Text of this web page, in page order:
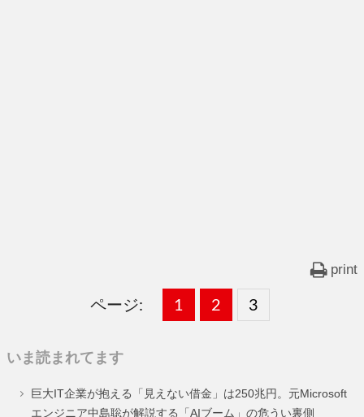
print
ページ:
固
ー
1 ,
固
ー
2 ,
固
ー
3
いま読まれてます
巨大IT企業が抱える「見えない借金」は250兆円。元Microsoft
エンジニア中島聡が解説する「AIブーム」の危うい裏側